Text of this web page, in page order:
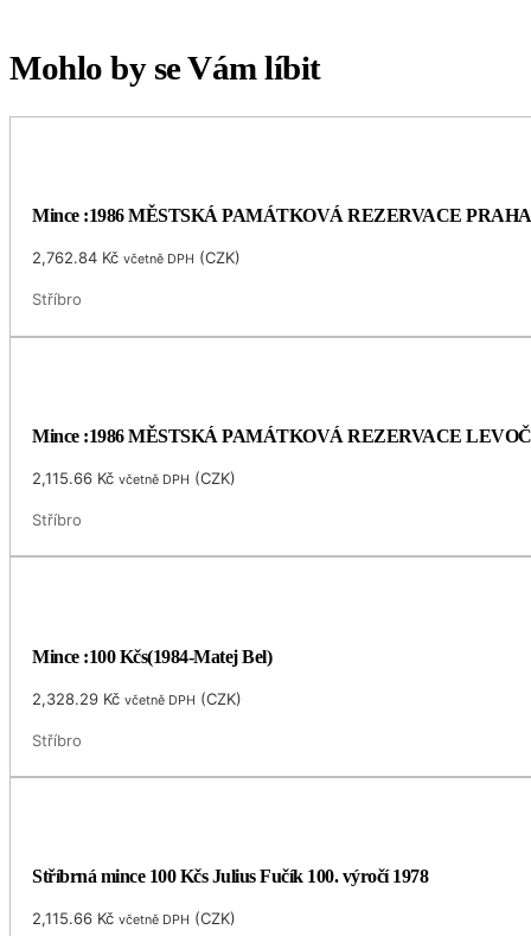
Mohlo by se Vám líbit
Mince :1986 MĚSTSKÁ PAMÁTKOVÁ REZERVACE PRAHA
2,762.84 Kč včetně DPH (CZK)
Stříbro
Mince :1986 MĚSTSKÁ PAMÁTKOVÁ REZERVACE
2,115.66 Kč včetně DPH (CZK)
Stříbro
Mince :100 Kčs(1984-Matej Bel)
2,328.29 Kč včetně DPH (CZK)
Stříbro
Stříbrná mince 100 Kčs Julius Fučík 100. výročí 1978
2,115.66 Kč včetně DPH (CZK)